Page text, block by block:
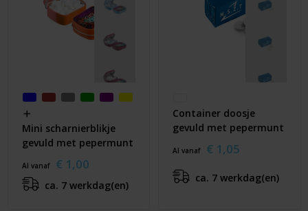
Mini scharnierblikje
gevuld met pepermunt
Al vanaf € 1,00
ca. 7 werkdag(en)
Container doosje
gevuld met pepermunt
Al vanaf € 1,05
ca. 7 werkdag(en)